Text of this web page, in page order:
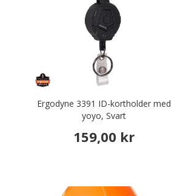
Ergodyne 3391 ID-kortholder med
yoyo, Svart
159,00 kr